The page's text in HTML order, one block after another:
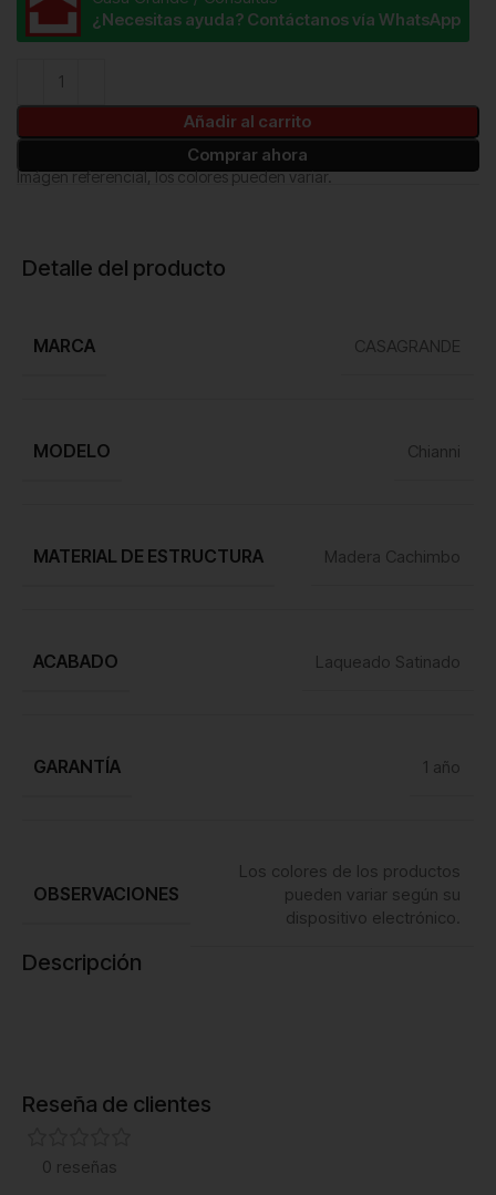
¿Necesitas ayuda? Contáctanos vía WhatsApp
Añadir al carrito
Comprar ahora
Imágen referencial, los colores pueden variar.
Detalle del producto
MARCA CASAGRANDE
MODELO Chianni
MATERIAL DE ESTRUCTURA Madera Cachimbo
ACABADO Laqueado Satinado
GARANTÍA 1 año
OBSERVACIONES
Los colores de los productos
pueden variar según su
dispositivo electrónico.
Descripción
Reseña de clientes
0 reseñas